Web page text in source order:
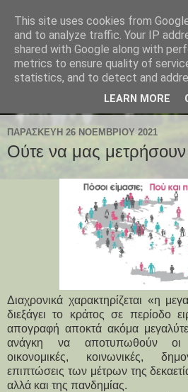
ΠΑΡΑΣΚΕΥΉ 26 ΝΟΕΜΒΡΊΟΥ 2021
Ούτε να μας
Διαχρονικά χαρακτηρίζεται «η
διεξάγει το κράτος σε περίοδο
απογραφή αποκτά ακόμα
ανάγκη να αποτυπωθούν οι
οικονομικές, κοινωνικές,
επιπτώσεις των μέτρων της
αλλά και της πανδημίας.
This site uses cookies from
and to analyze traffic. Your IP
shared with Google along with
metrics to ensure quality of
statistics, and to detect and
LEARN MORE